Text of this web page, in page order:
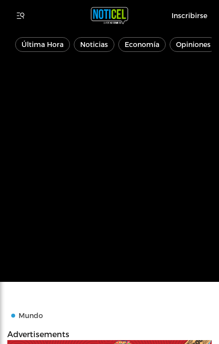
Inscribirse
Última Hora Noticias Economía Opiniones
Mundo
Advertisements